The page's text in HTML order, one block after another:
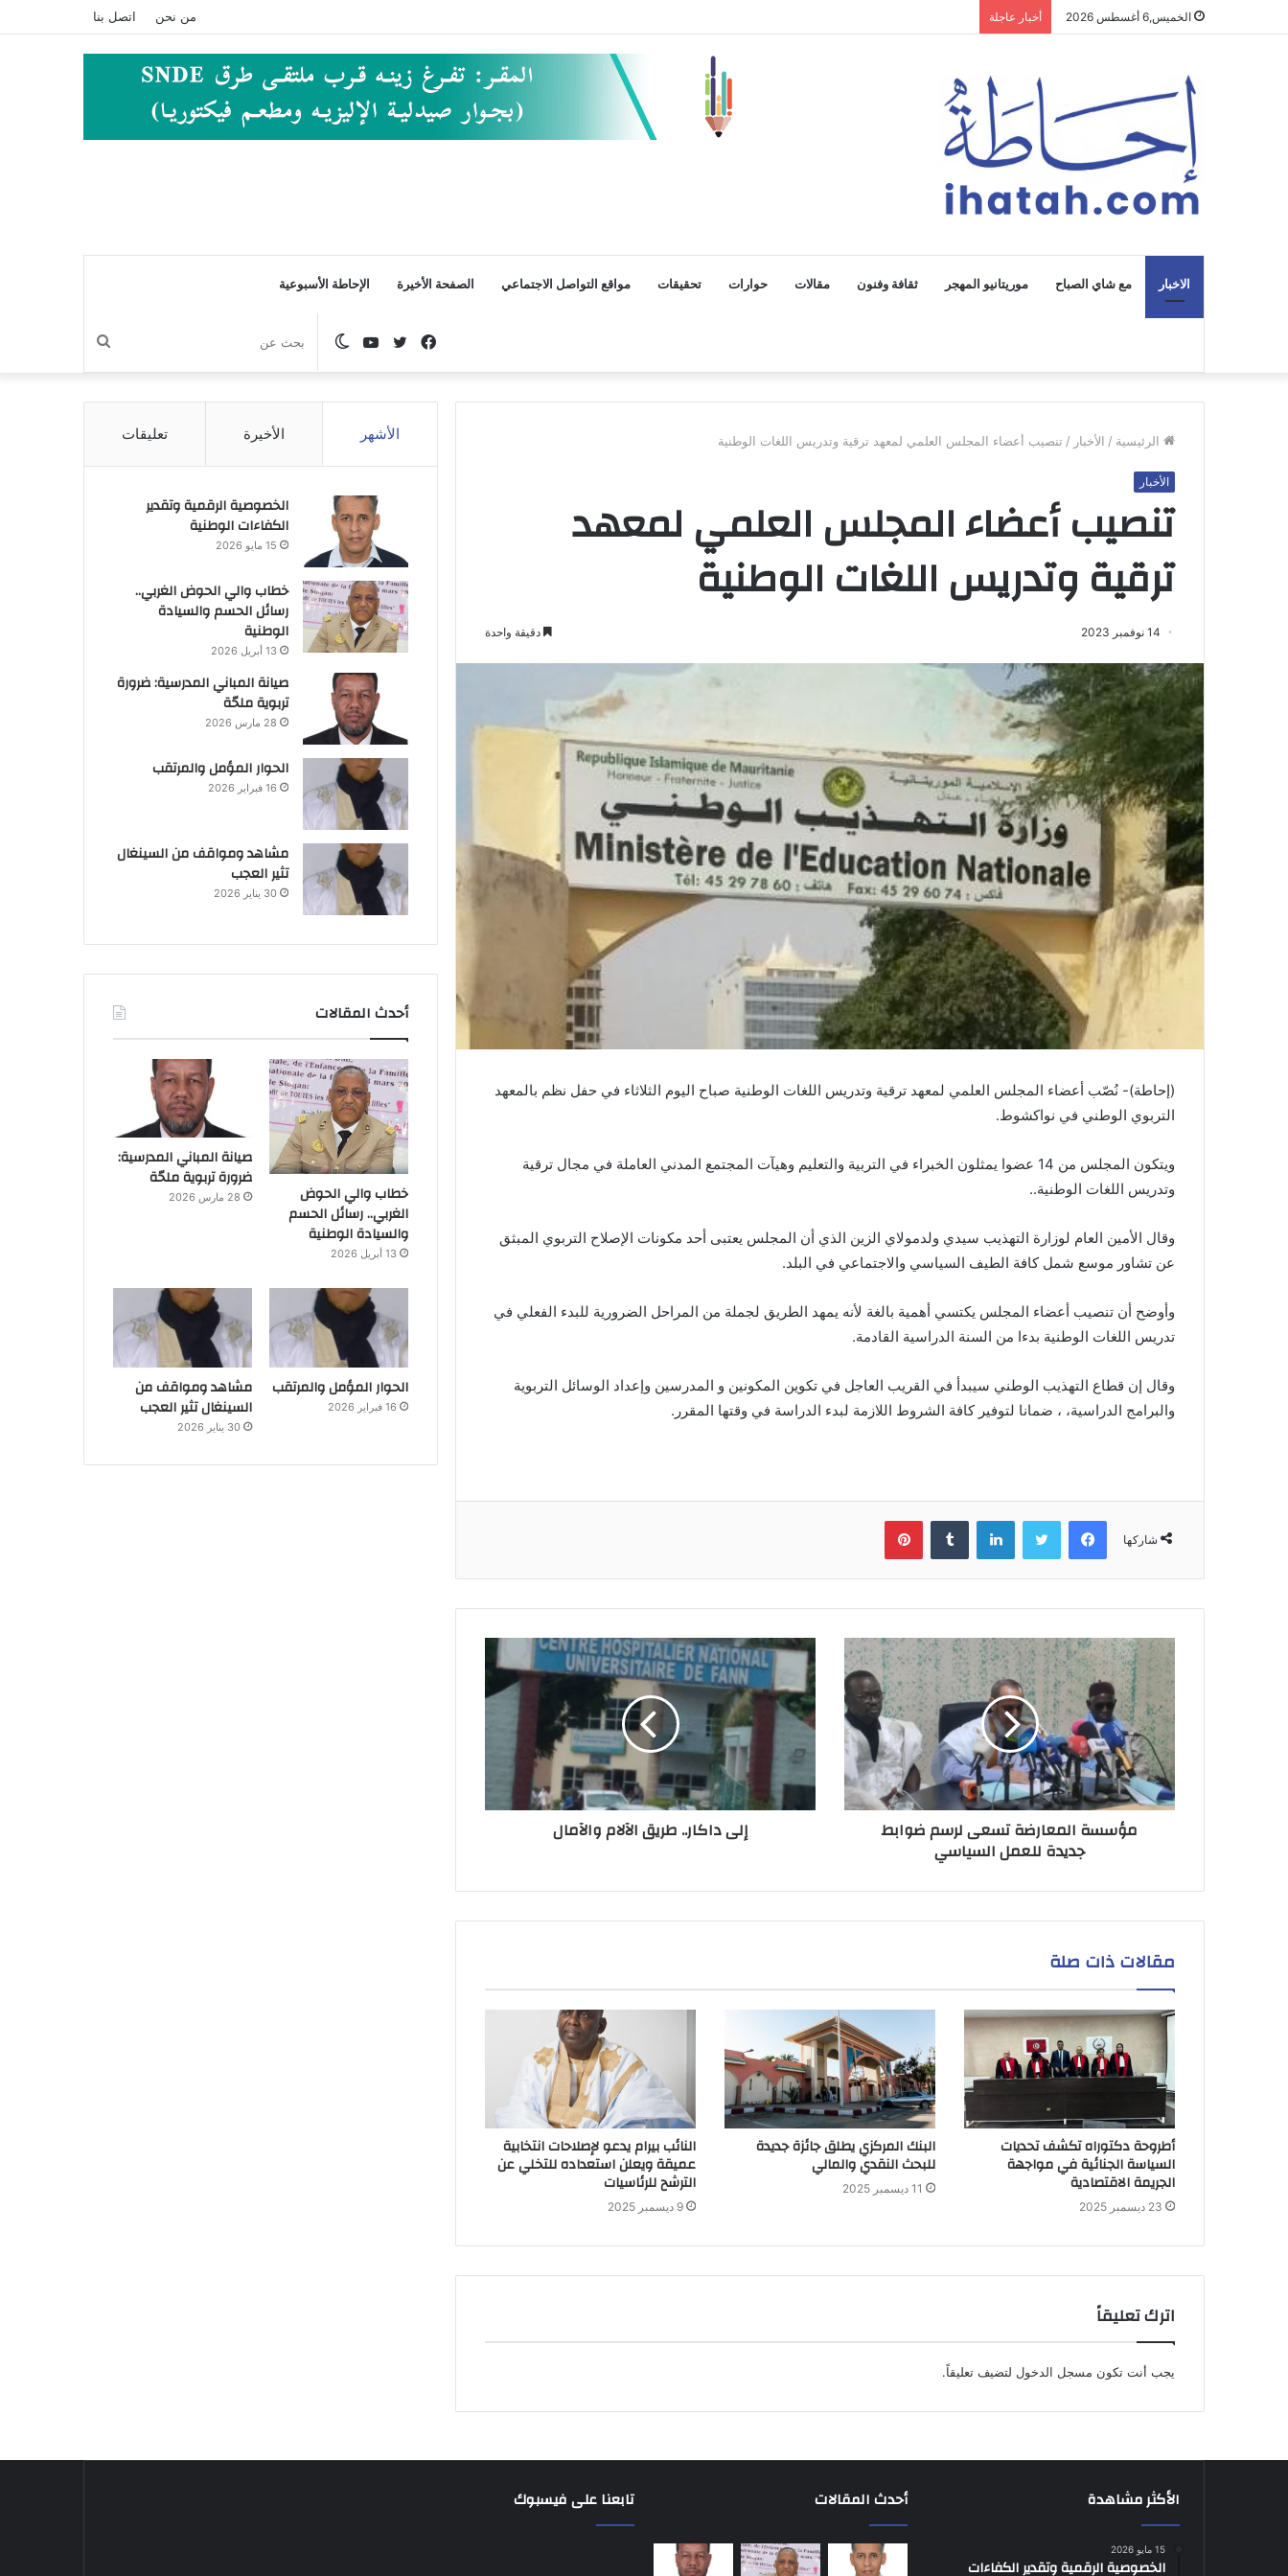
الخميس,6 أغسطس 2026 أخبار عاجلة من نحن اتصل بنا
الاخبار مع شاي الصباح موريتانيو المهجر ثقافة وفنون مقالات حوارات تحقيقات مواقع التواصل الاجتماعي الصفحة الأخيرة الإحاطة الأسبوعية
بحث
عن
الوضع
المظلم
يوتيوبتويتر
فيسبوك
الرئيسية / الأخبار / تنصيب أعضاء المجلس العلمي لمعهد ترقية وتدريس اللغات الوطنية
الأخبار
تنصيب أعضاء المجلس العلمي لمعهد
ترقية وتدريس اللغات الوطنية
14 نوفمبر 2023 دقيقة واحدة
(إحاطة)- نُصّب أعضاء المجلس العلمي لمعهد ترقية وتدريس اللغات الوطنية صباح اليوم الثلاثاء في حفل نظم بالمعهد
التربوي الوطني في نواكشوط.
ويتكون المجلس من 14 عضوا يمثلون الخبراء في التربية والتعليم وهيآت المجتمع المدني العاملة في مجال ترقية
وتدريس اللغات الوطنية..
وقال الأمين العام لوزارة التهذيب سيدي ولدمولاي الزين الذي أن المجلس يعتبى أحد مكونات الإصلاح التربوي المبثق
عن تشاور موسع شمل كافة الطيف السياسي والاجتماعي في البلد.
وأوضح أن تنصيب أعضاء المجلس يكتسي أهمية بالغة لأنه يمهد الطريق لجملة من المراحل الضرورية للبدء الفعلي في
تدريس اللغات الوطنية بدءا من السنة الدراسية القادمة.
وقال إن قطاع التهذيب الوطني سيبدأ في القريب العاجل في تكوين المكونين و المدرسين وإعداد الوسائل التربوية
والبرامج الدراسية، ، ضمانا لتوفير كافة الشروط اللازمة لبدء الدراسة في وقتها المقرر.
شاركها
فيسبوك تويتر لينكدإن بينتيريست
مؤسسة المعارضة تسعى لرسم ضوابط
جديدة للعمل السياسي
إلى داكار.. طريق الآلام والآمال
مقالات ذات صلة
أطروحة دكتوراه تكشف تحديات
السياسة الجنائية في مواجهة
الجريمة الاقتصادية
23 ديسمبر 2025
البنك المركزي يطلق جائزة جديدة
للبحث النقدي والمالي
11 ديسمبر 2025
النائب بيرام يدعو لإصلاحات انتخابية
عميقة ويعلن استعداده للتخلي عن
الترشح للرئاسيات
9 ديسمبر 2025
اترك تعليقاً
يجب أنت تكون مسجل الدخول لتضيف تعليقاً.
الأشهر الأخيرة تعليقات
الخصوصية الرقمية وتقدير
الكفاءات الوطنية
15 مايو 2026
خطاب والي الحوض الغربي..
رسائل الحسم والسيادة
الوطنية
13 أبريل 2026
صيانة المباني المدرسية: ضرورة
تربوية ملحّة
28 مارس 2026
الحوار المؤمل والمرتقب
16 فبراير 2026
مشاهد ومواقف من السينغال
تثير العجب
30 يناير 2026
أحدث المقالات
خطاب والي الحوض
الغربي.. رسائل الحسم
والسيادة الوطنية
13 أبريل 2026
صيانة المباني المدرسية:
ضرورة تربوية ملحّة
28 مارس 2026
الحوار المؤمل والمرتقب
16 فبراير 2026
مشاهد ومواقف من
السينغال تثير العجب
30 يناير 2026
الأكثر مشاهدة
15 مايو 2026
الخصوصية الرقمية وتقدير الكفاءات
أحدث المقالات تابعنا على فيسبوك